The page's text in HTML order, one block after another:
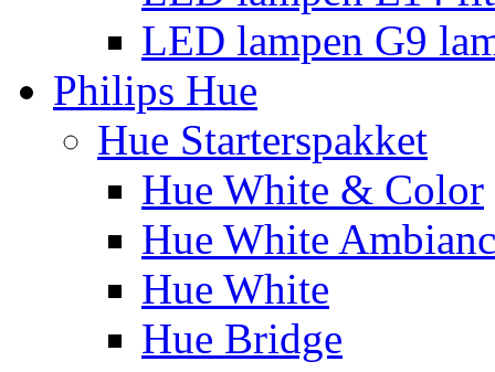
LED lampen G9
Philips Hue
Hue Starterspakket
Hue White & Color
Hue White
Hue White
Hue Bridge